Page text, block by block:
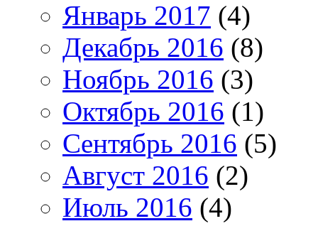
Январь 2017 (4)
Декабрь 2016 (8)
Ноябрь 2016 (3)
Октябрь 2016 (1)
Сентябрь 2016 (5)
Август 2016 (2)
Июль 2016 (4)